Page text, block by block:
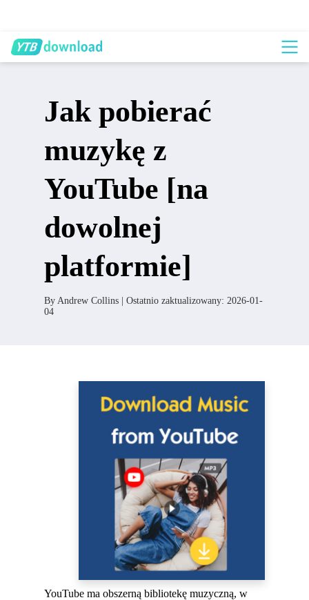
Jak pobierać
muzykę z
YouTube [na
dowolnej
platformie]
By Andrew Collins | Ostatnio zaktualizowany: 2026-01-
04
YouTube ma obszerną bibliotekę muzyczną, w